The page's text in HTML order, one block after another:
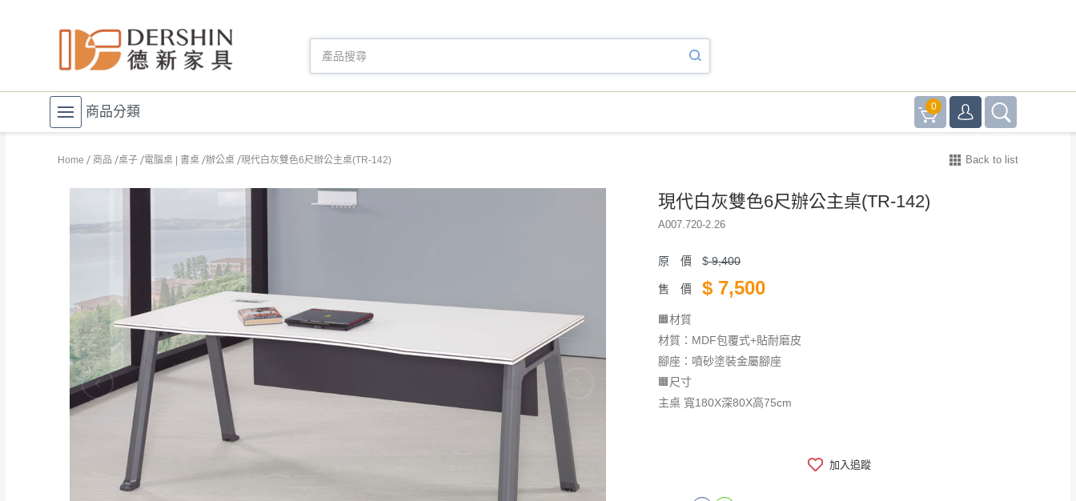
商品分類 0
Home 商品 桌子 電腦桌 | 書桌 辦公桌 現代白灰雙色6尺辦公主桌(TR-142) Back to list
現代白灰雙色6尺辦公主桌(TR-142)
A007.720-2.26
原 價 $9,400
售 價 $ 7,500
🟧材質
材質：MDF包覆式+貼耐磨皮
腳座：噴砂塗裝金屬腳座
🟧尺寸
主桌 寬180X深80X高75cm
加入追蹤